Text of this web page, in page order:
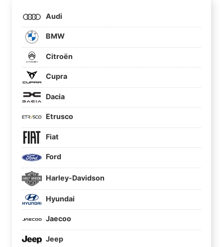
Audi
BMW
Citroën
Cupra
Dacia
Etrusco
Fiat
Ford
Harley-Davidson
Hyundai
Jaecoo
Jeep